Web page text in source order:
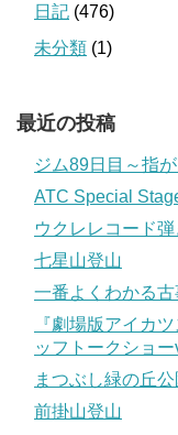
日記 (476)
未分類 (1)
最近の投稿
ジム89日目～指
ATC Special
ウクレレコード弾
七星山登山
一番よくわかる
『劇場版アイカ
ッフトークショ
まつぶし緑の丘
前掛山登山